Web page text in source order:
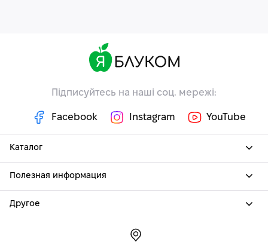
Підписуйтесь на наші соц. мережі:
Facebook Instagram YouTube
Каталог
Полезная информация
Другое